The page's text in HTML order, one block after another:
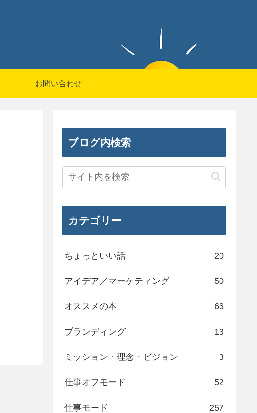
お問い合わせ
ブログ内検索
カテゴリー
ちょっといい話 20
アイデア／マーケティング 50
オススメの本 66
ブランディング 13
ミッション・理念・ビジョン 3
仕事オフモード 52
仕事モード 257